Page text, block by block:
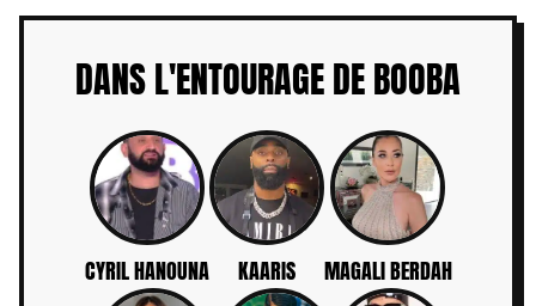
DANS L'ENTOURAGE DE BOOBA
CYRIL HANOUNA KAARIS MAGALI BERDAH